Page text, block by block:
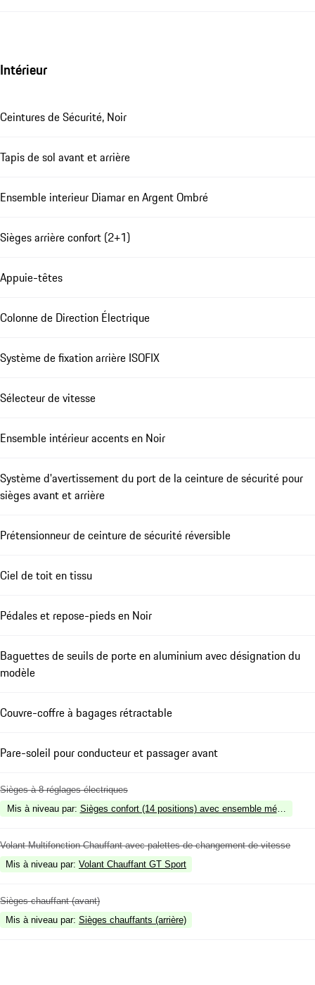
Intérieur
Ceintures de Sécurité, Noir
Tapis de sol avant et arrière
Ensemble interieur Diamar en Argent Ombré
Sièges arrière confort (2+1)
Appuie-têtes
Colonne de Direction Électrique
Système de fixation arrière ISOFIX
Sélecteur de vitesse
Ensemble intérieur accents en Noir
Système d'avertissement du port de la ceinture de sécurité pour
sièges avant et arrière
Prétensionneur de ceinture de sécurité réversible
Ciel de toit en tissu
Pédales et repose-pieds en Noir
Baguettes de seuils de porte en aluminium avec désignation du
modèle
Couvre-coffre à bagages rétractable
Pare-soleil pour conducteur et passager avant
Sièges à 8 réglages électriques
Mis à niveau par: Sièges confort (14 positions) avec ensemble mémoire
Volant Multifonction Chauffant avec palettes de changement de vitesse
Mis à niveau par: Volant Chauffant GT Sport
Sièges chauffant (avant)
Mis à niveau par: Sièges chauffants (arrière)